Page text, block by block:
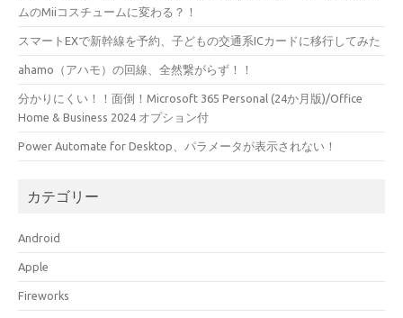
ムのMiiコスチュームに変わる？！
スマートEXで新幹線を予約、子どもの交通系ICカードに移行してみた
ahamo（アハモ）の回線、全然繋がらず！！
分かりにくい！！面倒！Microsoft 365 Personal (24か月版)/Office
Home & Business 2024 オプション付
Power Automate for Desktop、パラメータが表示されない！
カテゴリー
Android
Apple
Fireworks